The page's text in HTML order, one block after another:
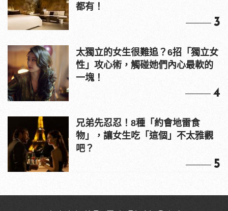
都有！
3
太獨立的女生很難追？6招「獨立女
性」攻心術，觸碰她們內心最軟的
一塊！
4
兄弟先忍忍！8種「約會地雷食
物」，讓女生吃「這個」不太雅觀
吧？
5